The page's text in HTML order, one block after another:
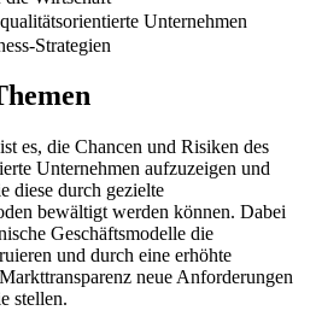
Unternehmen
Strategien
es, die Chancen und Risiken des
Unternehmen aufzuzeigen und
diese durch gezielte
bewältigt werden können. Dabei
Geschäftsmodelle die
und durch eine erhöhte
neue Anforderungen
stellen.